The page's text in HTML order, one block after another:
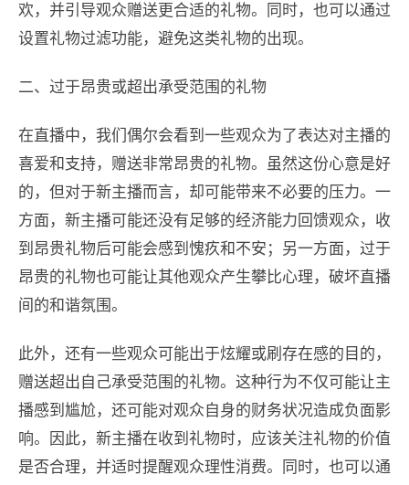
欢，并引导观众赠送更合适的礼物。同时，也可以通过
设置礼物过滤功能，避免这类礼物的出现。
二、过于昂贵或超出承受范围的礼物
在直播中，我们偶尔会看到一些观众为了表达对主播的
喜爱和支持，赠送非常昂贵的礼物。虽然这份心意是好
的，但对于新主播而言，却可能带来不必要的压力。一
方面，新主播可能还没有足够的经济能力回馈观众，收
到昂贵礼物后可能会感到愧疚和不安；另一方面，过于
昂贵的礼物也可能让其他观众产生攀比心理，破坏直播
间的和谐氛围。
此外，还有一些观众可能出于炫耀或刷存在感的目的，
赠送超出自己承受范围的礼物。这种行为不仅可能让主
播感到尴尬，还可能对观众自身的财务状况造成负面影
响。因此，新主播在收到礼物时，应该关注礼物的价值
是否合理，并适时提醒观众理性消费。同时，也可以通